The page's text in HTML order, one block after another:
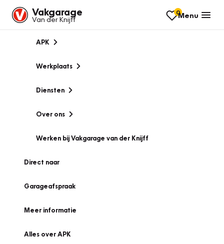
Vakgarage
Van der Knijff
0Menu
APK
Werkplaats
Diensten
Over ons
Werken bij Vakgarage van der Knijff
Direct naar
Garageafspraak
Meer informatie
Alles over APK